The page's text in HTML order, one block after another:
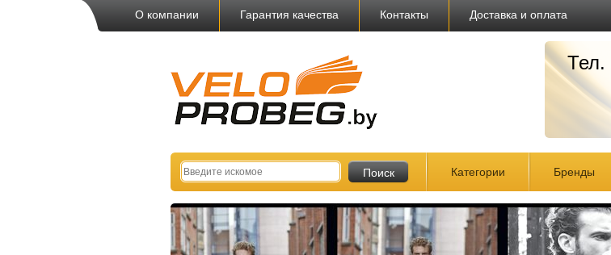
О компании Гарантия качества Контакты Доставка и оплата
Тел.
Категории Бренды